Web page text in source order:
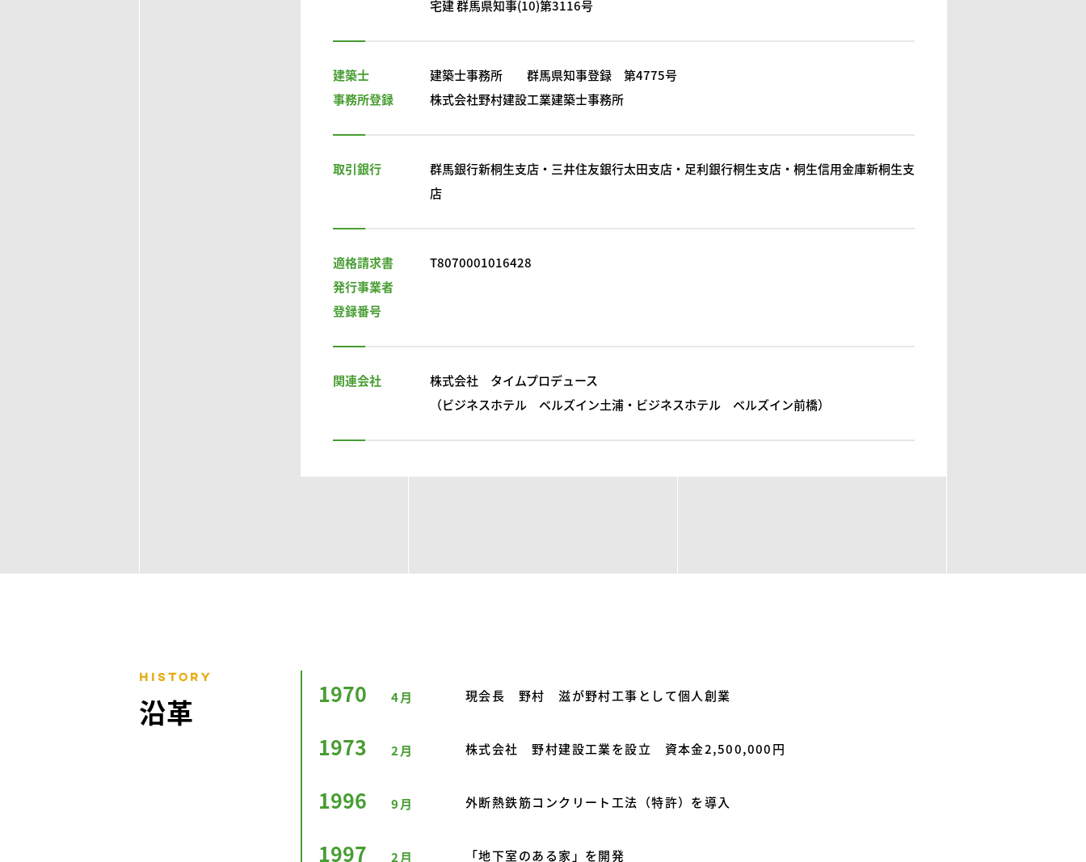
宅建 群馬県知事(10)第3116号
建築士
事務所登録
建築士事務所 群馬県知事登録 第4775号
株式会社野村建設工業建築士事務所
取引銀行
群馬銀行新桐生支店・三井住友銀行太田支店・足利銀行桐生支店・桐生信用金庫新桐生支
店
適格請求書
発行事業者
登録番号
T8070001016428
関連会社
株式会社 タイムプロデュース
（ビジネスホテル ベルズイン土浦・ビジネスホテル ベルズイン前橋）
HISTORY
沿革 1970 4月 現会長 野村 滋が野村工事として個人創業
1973 2月 株式会社 野村建設工業を設立 資本金2,500,000円
1996 9月 外断熱鉄筋コンクリート工法（特許）を導入
1997 2月 「地下室のある家」を開発